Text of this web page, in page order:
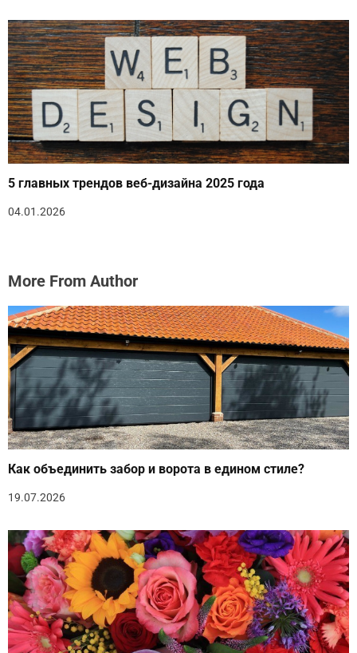
5 главных трендов веб-дизайна 2025 года
04.01.2026
More From Author
Как объединить забор и ворота в едином стиле?
19.07.2026